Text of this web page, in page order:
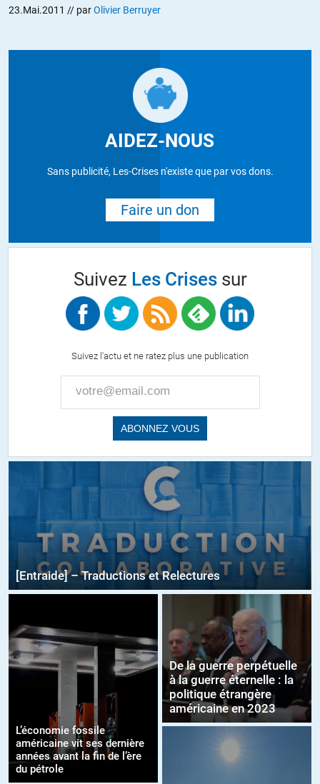
23.Mai.2011 // parOlivier Berruyer
AIDEZ-NOUS
Sans publicité, Les-Crises n'existe que par vos dons.
Faire un don
Suivez Les Crisessur
Suivez l'actu et ne ratez plus une publication
[Entraide] – Traductions et Relectures
L’économie fossile
américaine vit ses dernière
années avant la fin de l’ère
du pétrole
De la guerre perpétuelle
à la guerre éternelle : la
politique étrangère
américaine en 2023